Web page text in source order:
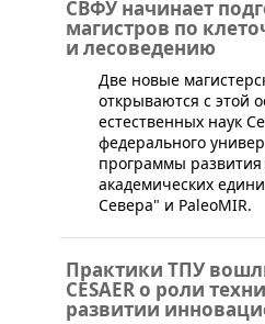
СВФУ начинает
магистров по
и лесоведению
​​Две новые
открываются с этой
естественных наук
федерального
программы развития
академических
Севера" и PaleoMIR.
Практики ТПУ
CESAER о роли
развитии